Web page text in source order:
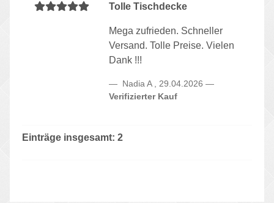
Tolle Tischdecke
Mega zufrieden. Schneller
Versand. Tolle Preise. Vielen
Dank !!!
Nadia A
29.04.2026
Verifizierter Kauf
Einträge insgesamt: 2